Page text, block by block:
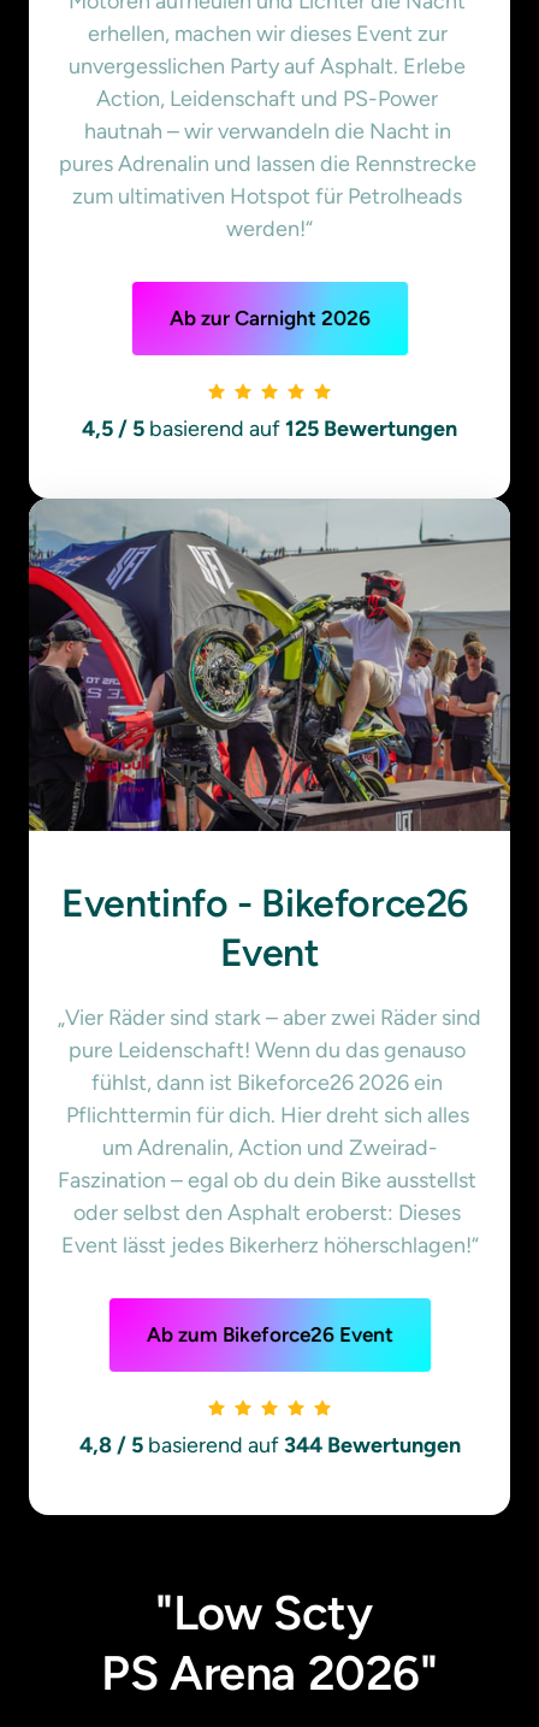
erhellen, machen wir dieses Event zur
unvergesslichen Party auf Asphalt. Erlebe
Action, Leidenschaft und PS-Power
hautnah – wir verwandeln die Nacht in
pures Adrenalin und lassen die Rennstrecke
zum ultimativen Hotspot für Petrolheads
werden!“
Ab zur Carnight 2026
4,5 / 5 basierend auf 125 Bewertungen
Eventinfo - Bikeforce26
Event
„Vier Räder sind stark – aber zwei Räder sind
pure Leidenschaft! Wenn du das genauso
fühlst, dann ist Bikeforce26 2026 ein
Pflichttermin für dich. Hier dreht sich alles
um Adrenalin, Action und Zweirad-
Faszination – egal ob du dein Bike ausstellst
oder selbst den Asphalt eroberst: Dieses
Event lässt jedes Bikerherz höherschlagen!“
Ab zum Bikeforce26 Event
4,8 / 5 basierend auf 344 Bewertungen
"Low Scty
PS Arena 2026"